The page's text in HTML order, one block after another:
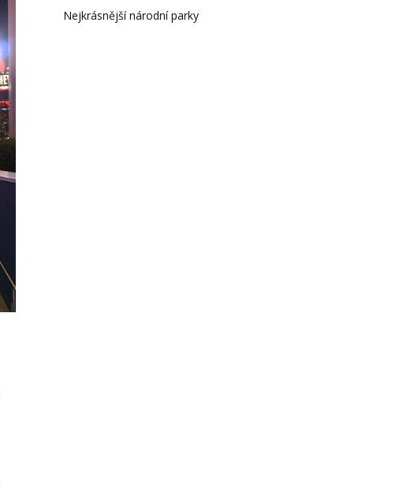
Nejkrásnější národní parky